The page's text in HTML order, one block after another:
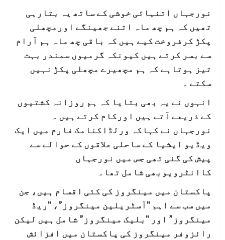
نورجہاں اتنہائی خوشی کے ساتھ یہ بتارہی
تھیں کہ ہم چھ ماہ اتنے جھینگے اورمچھلی
پکڑ کرفروخت کیے ہیں کہ باقی چھ ماہ ہم آرام
سے بسر کرتے ہیں کیونکہ گرمیوں سمندر بہت
تیز ہوتاہے کہ ہم مچھیرے مچھلی پکڑ نہیں
سکتے ۔
انہوں نے یہ بھی بتایا کہ ہم روزانہ کشتیوں
کے ذریعے آتے ہیں اورکام کرتے ہیں ۔
نورجہاں نے کہاکہ ورلڈاکنامک فارم میں ایک
ویڈیو ایشیا کے ساحلی علاقوں کے حوالے سے
پیش کی گئی تھی جس میں نورجہاں
کاانٹرویوبھی شامل تھا۔
پاکستان میں مینگروز کی کئی اقسام ہیں، جن
میں سب سے اہم "آسٹریلین مینگروز”، "ریڈ
مینگروز” اور "بلیک مینگروز” شامل ہیں لیکن
رائزوفر مینگروز کی پاکستان میں افزائش